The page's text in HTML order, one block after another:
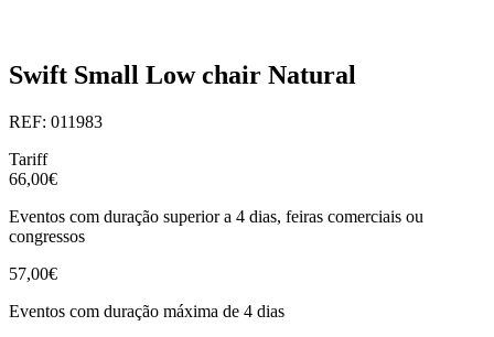
Swift Small Low chair Natural
REF: 011983
Tariff
66,00€
Eventos com duração superior a 4 dias, feiras comerciais ou
congressos
57,00€
Eventos com duração máxima de 4 dias